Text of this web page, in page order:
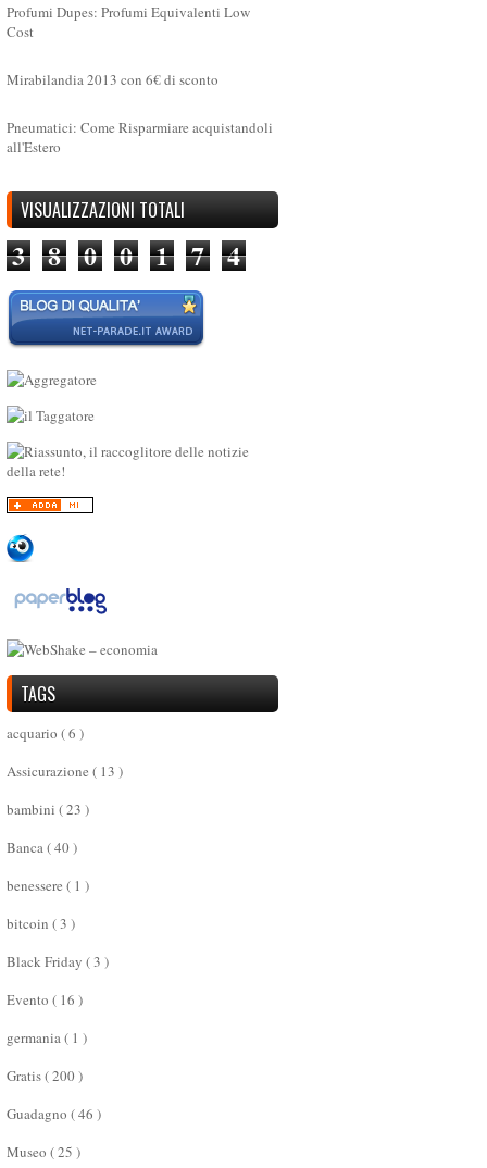
Profumi Dupes: Profumi Equivalenti Low
Cost
Mirabilandia 2013 con 6€ di sconto
Pneumatici: Come Risparmiare acquistandoli
all'Estero
VISUALIZZAZIONI TOTALI
3 8 0 0 1 7 4
TAGS
acquario ( 6 )
Assicurazione ( 13 )
bambini ( 23 )
Banca( 40 )
benessere ( 1 )
bitcoin ( 3 )
Black Friday ( 3 )
Evento ( 16 )
germania( 1 )
Gratis( 200 )
Guadagno ( 46 )
Museo ( 25 )